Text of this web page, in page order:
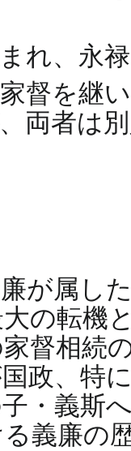
れ、永
督を継
両者は
が属し
の転機
督相続
政、特
・義斯
義廉の